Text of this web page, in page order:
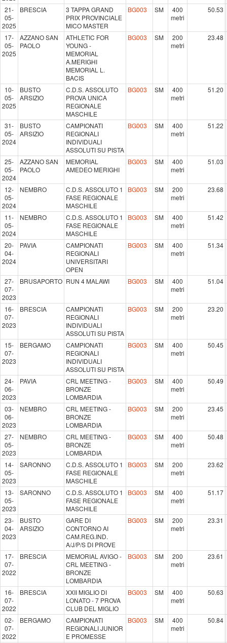
21-
05-
2025
BRESCIA
3 TAPPA GRAND
PRIX PROVINCIALE
MICO MASTER
BG003 SM
400
metri
50.53
17-
05-
2025
AZZANO SAN
PAOLO
ATHLETIC FOR
YOUNG -
MEMORIAL
A.MERIGHI
MEMORIAL L.
BACIS
BG003 SM
200
metri
23.48
10-
05-
2025
BUSTO
ARSIZIO
C.D.S. ASSOLUTO
PROVA UNICA
REGIONALE
MASCHILE
BG003 SM
400
metri
51.20
31-
05-
2024
BUSTO
ARSIZIO
CAMPIONATI
REGIONALI
INDIVIDUALI
ASSOLUTI SU PISTA
BG003 SM
400
metri
51.22
25-
05-
2024
AZZANO SAN
PAOLO
MEMORIAL
AMEDEO MERIGHI
BG003 SM
400
metri
51.03
12-
05-
2024
NEMBRO
C.D.S. ASSOLUTO 1
FASE REGIONALE
MASCHILE
BG003 SM
200
metri
23.68
11-
05-
2024
NEMBRO
C.D.S. ASSOLUTO 1
FASE REGIONALE
MASCHILE
BG003 SM
400
metri
51.42
20-
04-
2024
PAVIA
CAMPIONATI
REGIONALI
UNIVERSITARI
OPEN
BG003 SM
400
metri
51.34
27-
07-
2023
BRUSAPORTO RUN 4 MALAWI BG003 SM
400
metri
51.04
16-
07-
2023
BRESCIA
CAMPIONATI
REGIONALI
INDIVIDUALI
ASSOLUTI SU PISTA
BG003 SM
200
metri
23.20
15-
07-
2023
BERGAMO
CAMPIONATI
REGIONALI
INDIVIDUALI
ASSOLUTI SU PISTA
BG003 SM
400
metri
50.45
24-
06-
2023
PAVIA
CRL MEETING -
BRONZE
LOMBARDIA
BG003 SM
400
metri
50.49
03-
06-
2023
NEMBRO
CRL MEETING -
BRONZE
LOMBARDIA
BG003 SM
200
metri
23.45
27-
05-
2023
NEMBRO
CRL MEETING -
BRONZE
LOMBARDIA
BG003 SM
400
metri
50.48
14-
05-
2023
SARONNO
C.D.S. ASSOLUTO 1
FASE REGIONALE
MASCHILE
BG003 SM
200
metri
23.62
13-
05-
2023
SARONNO
C.D.S. ASSOLUTO 1
FASE REGIONALE
MASCHILE
BG003 SM
400
metri
51.17
23-
04-
2023
BUSTO
ARSIZIO
GARE DI
CONTORNO AI
CAM.REG.IND.
A/J/P/S DI PROVE
BG003 SM
200
metri
23.31
17-
07-
2022
BRESCIA
MEMORIAL AVIGO -
CRL MEETING -
BRONZE
LOMBARDIA
BG003 SM
200
metri
23.61
16-
07-
2022
BRESCIA
XXII MIGLIO DI
LONATO - 7 PROVA
CLUB DEL MIGLIO
BG003 SM
400
metri
50.63
02-
07-
2022
BERGAMO
CAMPIONATI
REGIONALI JUNIOR
E PROMESSE
BG003 SM
400
metri
50.84